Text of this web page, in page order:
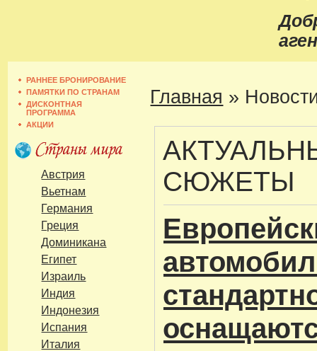
РАННЕЕ БРОНИРОВАНИЕ
ПАМЯТКИ ПО СТРАНАМ
ДИСКОНТНАЯ
ПРОГРАММА
АКЦИИ
Австрия
Вьетнам
Германия
Греция
Доминикана
Египет
Израиль
Индия
Индонезия
Испания
Италия
Главная »
СЮЖЕТЫ